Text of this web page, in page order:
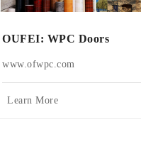
OUFEI: WPC Doors
www.ofwpc.com
Learn More